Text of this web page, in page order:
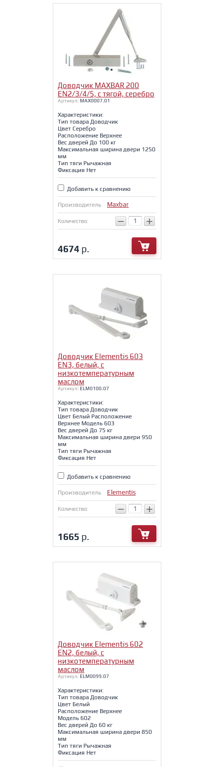
Доводчик MAXBAR 200
EN2/3/4/5, с тягой, серебро
Артикул: MAX0007.01
Характеристики:
Тип товара Доводчик
Цвет Серебро
Расположение Верхнее
Вес дверей До 100 кг
Максимальная ширина двери 1250
мм
Тип тяги Рычажная
Фиксация Нет
Добавить к сравнению
Производитель Maxbar
Количество: − +
4674 р.
Доводчик Elementis 603
EN3, белый, с
низкотемпературным
маслом
Артикул: ELM0100.07
Характеристики:
Тип товара Доводчик
Цвет Белый Расположение
Верхнее Модель 603
Вес дверей До 75 кг
Максимальная ширина двери 950
мм
Тип тяги Рычажная
Фиксация Нет
Добавить к сравнению
Производитель Elementis
Количество: − +
1665 р.
Доводчик Elementis 602
EN2, белый, с
низкотемпературным
маслом
Артикул: ELM0099.07
Характеристики:
Тип товара Доводчик
Цвет Белый
Расположение Верхнее
Модель 602
Вес дверей До 60 кг
Максимальная ширина двери 850
мм
Тип тяги Рычажная
Фиксация Нет